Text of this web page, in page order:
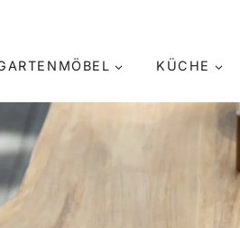
KÜCHE